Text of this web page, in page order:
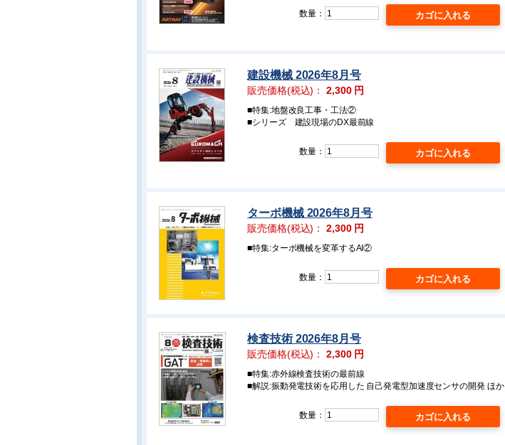
数量：
建設機械 2026年8月号
販売価格(税込)：2,300円
■特集:地盤改良工事・工法②
■シリーズ 建設現場のDX最前線
数量：
ターボ機械 2026年8月号
販売価格(税込)：2,300円
■特集:ターボ機械を変革するAI②
数量：
検査技術 2026年8月号
販売価格(税込)：2,300円
■特集:赤外線検査技術の最前線
■解説:振動発電技術を応用した 自己発電型加速度センサの開発 ほか
数量：